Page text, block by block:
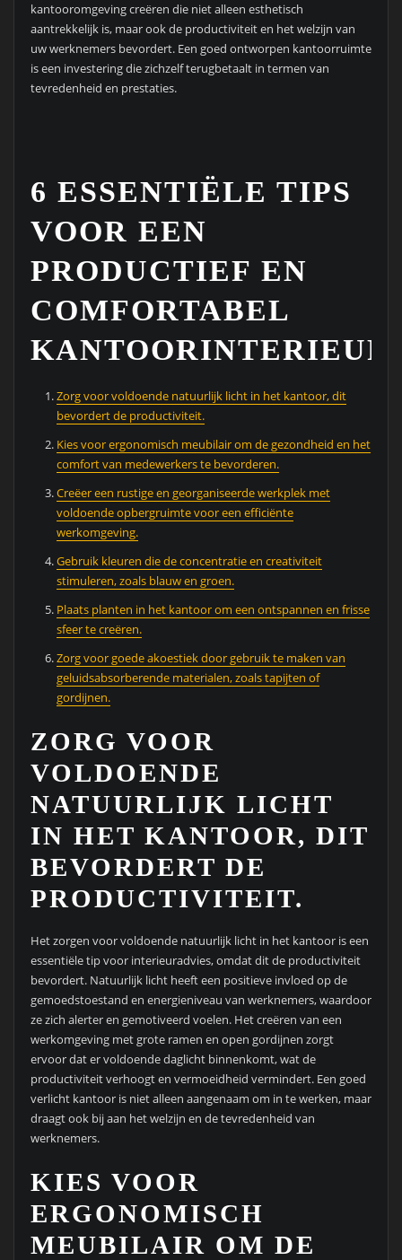
kantooromgeving creëren die niet alleen esthetisch
aantrekkelijk is, maar ook de productiviteit en het welzijn van
uw werknemers bevordert. Een goed ontworpen kantoorruimte
is een investering die zichzelf terugbetaalt in termen van
tevredenheid en prestaties.
6 ESSENTIËLE TIPS
VOOR EEN
PRODUCTIEF EN
COMFORTABEL
KANTOORINTERIEUR
Zorg voor voldoende natuurlijk licht in het kantoor, dit
bevordert de productiviteit.
Kies voor ergonomisch meubilair om de gezondheid en het
comfort van medewerkers te bevorderen.
Creëer een rustige en georganiseerde werkplek met
voldoende opbergruimte voor een efficiënte
werkomgeving.
Gebruik kleuren die de concentratie en creativiteit
stimuleren, zoals blauw en groen.
Plaats planten in het kantoor om een ontspannen en frisse
sfeer te creëren.
Zorg voor goede akoestiek door gebruik te maken van
geluidsabsorberende materialen, zoals tapijten of
gordijnen.
ZORG VOOR
VOLDOENDE
NATUURLIJK LICHT
IN HET KANTOOR, DIT
BEVORDERT DE
PRODUCTIVITEIT.
Het zorgen voor voldoende natuurlijk licht in het kantoor is een
essentiële tip voor interieuradvies, omdat dit de productiviteit
bevordert. Natuurlijk licht heeft een positieve invloed op de
gemoedstoestand en energieniveau van werknemers, waardoor
ze zich alerter en gemotiveerd voelen. Het creëren van een
werkomgeving met grote ramen en open gordijnen zorgt
ervoor dat er voldoende daglicht binnenkomt, wat de
productiviteit verhoogt en vermoeidheid vermindert. Een goed
verlicht kantoor is niet alleen aangenaam om in te werken, maar
draagt ook bij aan het welzijn en de tevredenheid van
werknemers.
KIES VOOR
ERGONOMISCH
MEUBILAIR OM DE